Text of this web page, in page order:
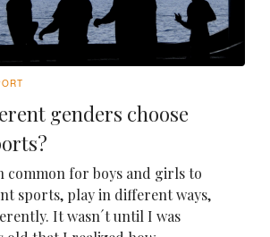
genders choose
common for boys and girls to
sports, play in different ways,
It wasn´t until I was